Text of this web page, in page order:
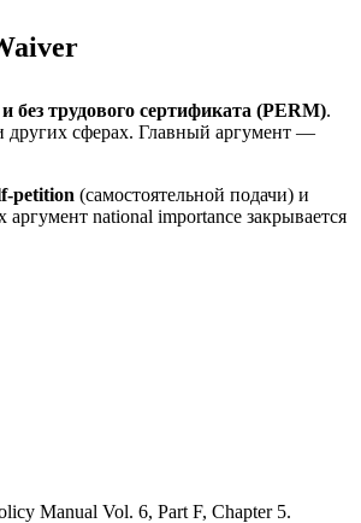
без трудового сертификата (PERM).
других сферах. Главный аргумент —
petition (самостоятельной подачи) и
national importance закрывается
Manual Vol. 6, Part F, Chapter 5.